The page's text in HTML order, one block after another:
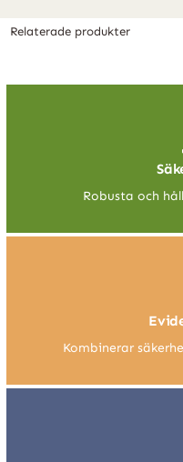
Relaterade produkter
Robusta och
Kombinerar